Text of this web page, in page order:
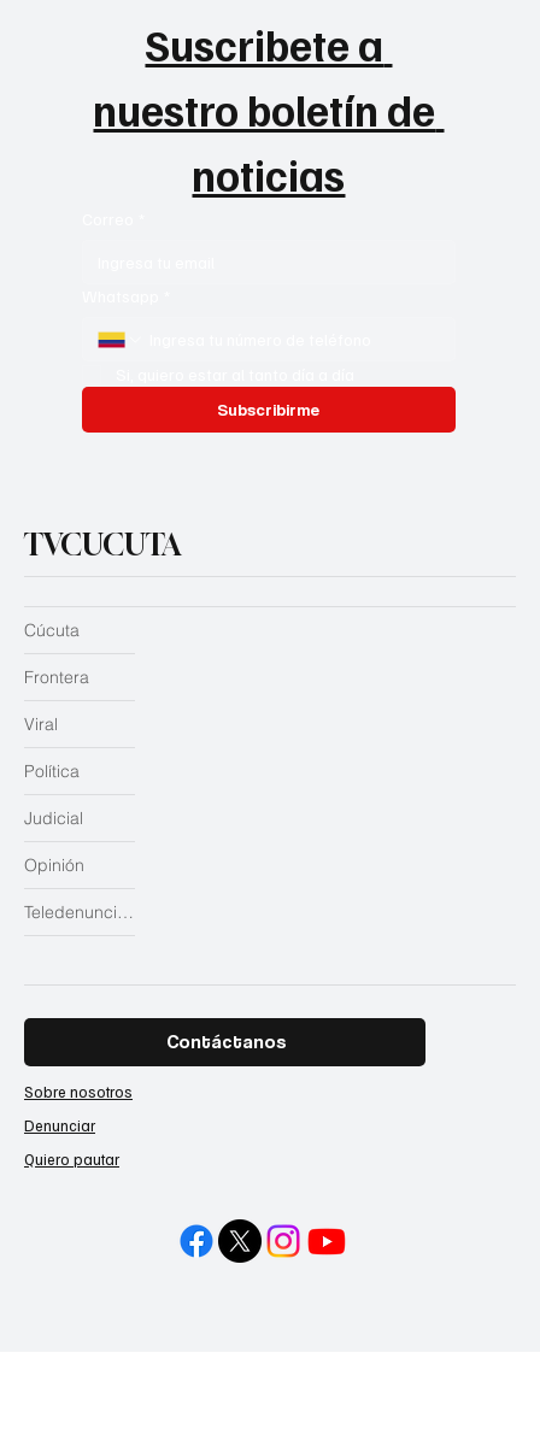
Suscribete a
nuestro boletín de
noticias
Subscribirme
TVCUCUTA
Judicial
Opinión
Teledenuncias
Cúcuta
Frontera
Viral
Política
Contáctanos
Sobre nosotros
Denunciar
Quiero pautar